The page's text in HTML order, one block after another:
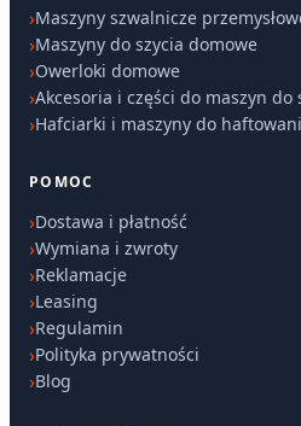
Maszyny szwalnicze
Maszyny do szycia domowe
Owerloki domowe
Akcesoria i części do maszyn do
Hafciarki i maszyny do
POMOC
Dostawa i płatność
Wymiana i zwroty
Reklamacje
Leasing
Regulamin
Polityka prywatności
Blog